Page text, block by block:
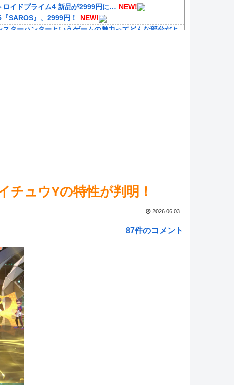
ロイドプライム4 新品が2999円に… NEW!
『SAROS』、2999円！
NEW!
スターハンターというゲームの魅力ってどんな部分だと
チュウYの特性が判明！
2026.06.03
87件のコメント